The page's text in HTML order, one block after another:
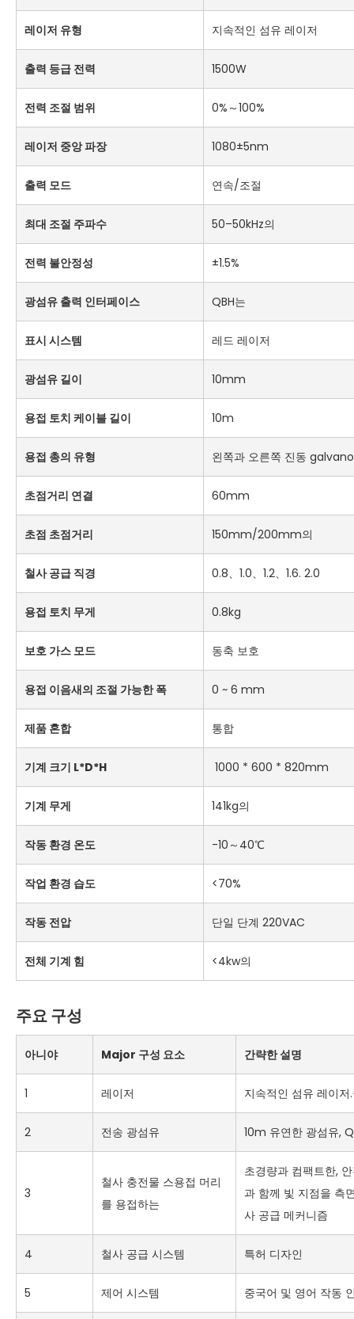
레이저 유형 지속적인 섬유 레이저
출력 등급 전력 1500W
전력 조절 범위 0%～100%
레이저 중앙 파장 1080±5nm
출력 모드 연속/조절
최대 조절 주파수 50–50kHz의
전력 불안정성 ±1.5%
광섬유 출력 인터페이스 QBH는
표시 시스템 레드 레이저
광섬유 길이 10mm
용접 토치 케이블 길이 10m
용접 총의 유형 왼쪽과 오른쪽 진동
초점거리 연결 60mm
초점 초점거리 150mm/200mm의
철사 공급 직경 0.8、1.0、1.2、1.6. 2.0
용접 토치 무게 0.8kg
보호 가스 모드 동축 보호
용접 이음새의 조절 가능한 폭 0 ~ 6 mm
제품 혼합 통합
기계 크기 L*D*H 1000 * 600 * 820mm
기계 무게 141kg의
작동 환경 온도 -10～40℃
작업 환경 습도 <70%
작동 전압 단일 단계 220VAC
전체 기계 힘 <4kw의
주요 구성
아니야 Major 구성 요소 간략한 설명
1 레이저 지속적인 섬유 레이
2 전송 광섬유 10m 유연한 광섬유,
3
철사 충전물 스용접 머리
를 용접하는
초경량과 컴팩트한,
과 함께 빛 지점을 측
사 공급 메커니즘
4 철사 공급 시스템 특허 디자인
5 제어 시스템 중국어 및 영어 작동